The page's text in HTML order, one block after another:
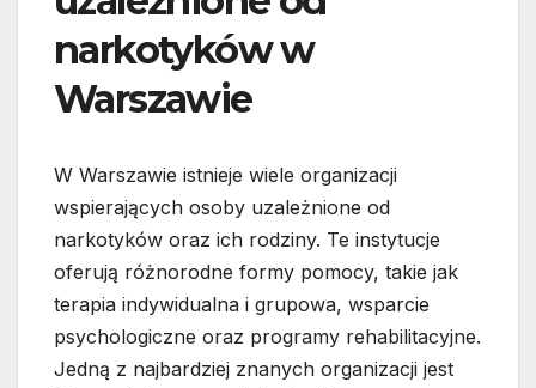
narkotyków w
Warszawie
W Warszawie istnieje wiele organizacji
wspierających osoby uzależnione od
narkotyków oraz ich rodziny. Te instytucje
oferują różnorodne formy pomocy, takie jak
terapia indywidualna i grupowa, wsparcie
psychologiczne oraz programy rehabilitacyjne.
Jedną z najbardziej znanych organizacji jest